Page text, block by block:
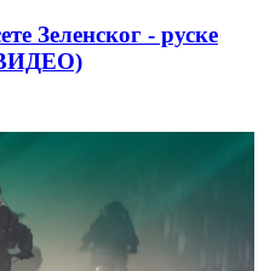
Зеленског - руске